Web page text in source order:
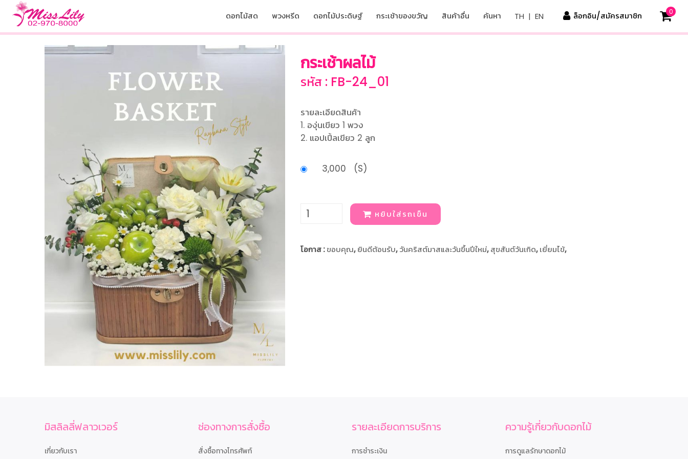
ดอกไม้สด พวงหรีด ดอกไม้ประดิษฐ์ กระเช้าของขวัญ สินค้าอื่น ค้นหา TH | EN ล็อกอิน/สมัครสมาชิก 0
กระเช้าผลไม้
รหัส : FB-24_01
รายละเอียดสินค้า
1. องุ่นเขียว 1 พวง
2. แอปเปิ้ลเขียว 2 ลูก
3,000 (S)
หยิบใส่รถเข็น
โอกาส :ขอบคุณ,ยินดีต้อนรับ,วันคริสต์มาสและวันขึ้นปีใหม่,สุขสันต์วันเกิด,เยี่ยมไข้,
มิสลิลลี่ฟลาวเวอร์
เกี่ยวกับเรา
ช่องทางการสั่งซื้อ
สั่งซื้อทางโทรศัพท์
รายละเอียดการบริการ
การชำระเงิน
ความรู้เกี่ยวกับดอกไม้
การดูแลรักษาดอกไม้